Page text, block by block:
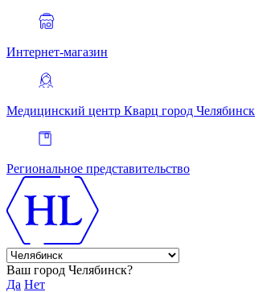
Интернет-магазин
Медицинский центр Кварц город Челябинск
Региональное представительство
Ваш город Челябинск?
Да Нет